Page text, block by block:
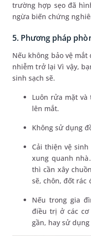
trường hợp sẹo đã
ngừa biến chứng
5. Phương pháp
Nếu không bảo vệ
nhiễm trở lại Vì vậy,
sinh sạch sẽ.
Luôn rửa mặt và
lên mắt.
Không sử dụng
Cải thiện vệ
xung quanh
thì cần xây
sẽ, chôn, đốt rác
Nếu trong gia
điều trị ở các
gần, hay sử